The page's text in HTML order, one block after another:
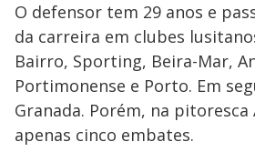
O defensor tem 29 anos e
da carreira em clubes
Bairro, Sporting, Beira-Mar,
Portimonense e Porto. Em
Granada. Porém, na pitoresca
apenas cinco embates.